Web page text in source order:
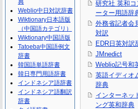
研究社 英和コ
ーター用語辞
外務省記者会
対訳
EDR日英対訳
JMnedict
Weblio記号和
英語イディオ
辞典
インターネッ
ング英和辞典
典
Weblio中日対訳辞書
Wiktionary日本語版
（中国語カテゴリ）
Wiktionary中国語版
Tatoeba中国語例文
辞書
韓国語単語辞書
韓日専門用語辞書
インドネシア語辞書
インドネシア語翻訳
辞書